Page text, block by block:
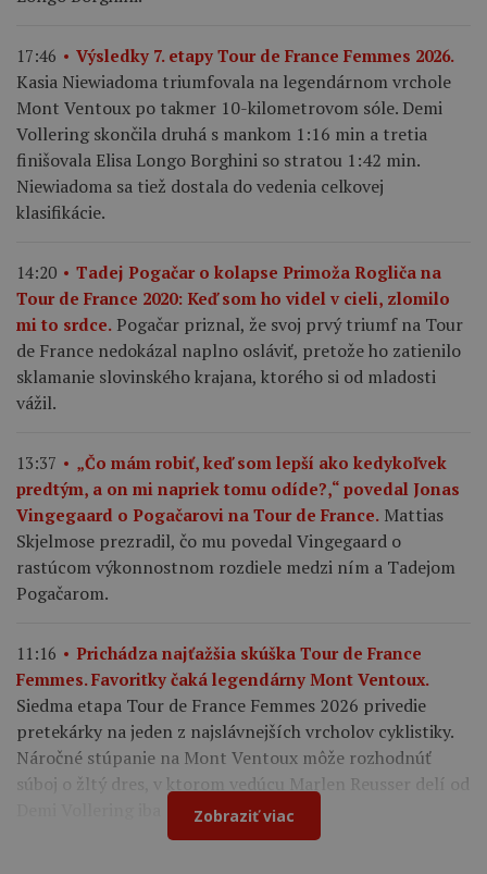
17:46 Výsledky 7. etapy Tour de France Femmes 2026.
Kasia Niewiadoma triumfovala na legendárnom vrchole
Mont Ventoux po takmer 10-kilometrovom sóle. Demi
Vollering skončila druhá s mankom 1:16 min a tretia
finišovala Elisa Longo Borghini so stratou 1:42 min.
Niewiadoma sa tiež dostala do vedenia celkovej
klasifikácie.
14:20
Tadej Pogačar o kolapse Primoža Rogliča na
Tour de France 2020: Keď som ho videl v cieli, zlomilo
mi to srdce. Pogačar priznal, že svoj prvý triumf na Tour
de France nedokázal naplno osláviť, pretože ho zatienilo
sklamanie slovinského krajana, ktorého si od mladosti
vážil.
13:37
„Čo mám robiť, keď som lepší ako kedykoľvek
predtým, a on mi napriek tomu odíde?,“ povedal Jonas
Vingegaard o Pogačarovi na Tour de France. Mattias
Skjelmose prezradil, čo mu povedal Vingegaard o
rastúcom výkonnostnom rozdiele medzi ním a Tadejom
Pogačarom.
11:16
Prichádza najťažšia skúška Tour de France
Femmes. Favoritky čaká legendárny Mont Ventoux.
Siedma etapa Tour de France Femmes 2026 privedie
pretekárky na jeden z najslávnejších vrcholov cyklistiky.
Náročné stúpanie na Mont Ventoux môže rozhodnúť
súboj o žltý dres, v ktorom vedúcu Marlen Reusser delí od
Demi Vollering iba 12 sekúnd.
Zobraziť viac